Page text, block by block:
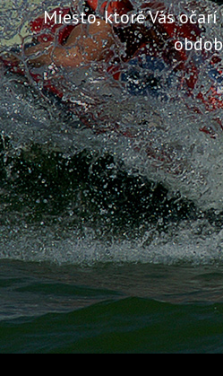
Miesto, ktoré Vás